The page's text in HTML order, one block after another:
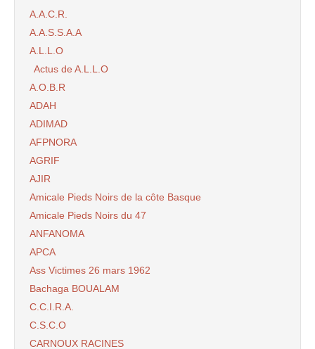
A.A.C.R.
A.A.S.S.A.A
A.L.L.O
Actus de A.L.L.O
A.O.B.R
ADAH
ADIMAD
AFPNORA
AGRIF
AJIR
Amicale Pieds Noirs de la côte Basque
Amicale Pieds Noirs du 47
ANFANOMA
APCA
Ass Victimes 26 mars 1962
Bachaga BOUALAM
C.C.I.R.A.
C.S.C.O
CARNOUX RACINES